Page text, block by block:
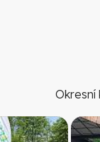
Okresní